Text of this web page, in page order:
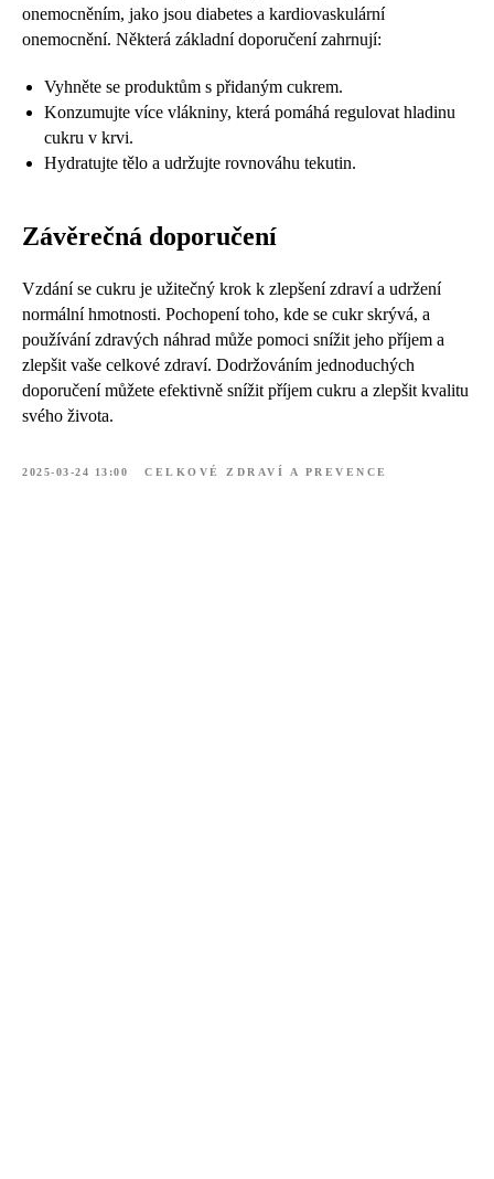
onemocněním, jako jsou diabetes a kardiovaskulární
onemocnění. Některá základní doporučení zahrnují:
Vyhněte se produktům s přidaným cukrem.
Konzumujte více vlákniny, která pomáhá regulovat hladinu
cukru v krvi.
Hydratujte tělo a udržujte rovnováhu tekutin.
Závěrečná doporučení
Vzdání se cukru je užitečný krok k zlepšení zdraví a udržení
normální hmotnosti. Pochopení toho, kde se cukr skrývá, a
používání zdravých náhrad může pomoci snížit jeho příjem a
zlepšit vaše celkové zdraví. Dodržováním jednoduchých
doporučení můžete efektivně snížit příjem cukru a zlepšit kvalitu
svého života.
2025-03-24 13:00 CELKOVÉ ZDRAVÍ A PREVENCE